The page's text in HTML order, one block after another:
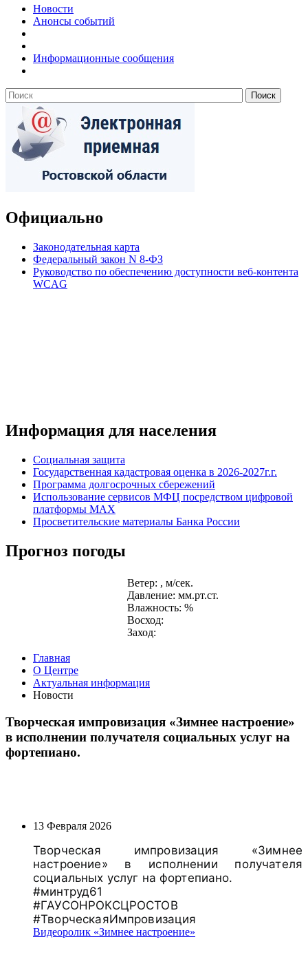
Новости
Анонсы событий
Информационные сообщения
Официально
Законодательная карта
Федеральный закон N 8-ФЗ
Руководство по обеспечению доступности веб-контента
WCAG
Информация для населения
Социальная защита
Государственная кадастровая оценка в 2026-2027г.г.
Программа долгосрочных сбережений
Использование сервисов МФЦ посредством цифровой
платформы MAX
Просветительские материалы Банка России
Прогноз погоды
Ветер: , м/сек.
Давление: мм.рт.ст.
Влажность: %
Восход:
Заход:
Главная
О Центре
Актуальная информация
Новости
Творческая импровизация «Зимнее настроение»
в исполнении получателя социальных услуг на
фортепиано.
13 Февраля 2026
Творческая импровизация «Зимнее
настроение» в исполнении получателя
социальных услуг на фортепиано.
#минтруд61
#ГАУСОНРОКСЦРОСТОВ
#ТворческаяИмпровизация
Видеоролик «Зимнее настроение»